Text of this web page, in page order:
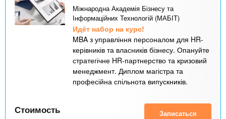
Міжнародна Академія Бізнесу та
Інформаційних Технологій (МАБІТ)
Идёт набор на курс!
MBA з управління персоналом для HR-
керівників та власників бізнесу. Опануйте
стратегічне HR-партнерство та кризовий
менеджмент. Диплом магістра та
професійна спільнота випускників.
Стоимость Записаться